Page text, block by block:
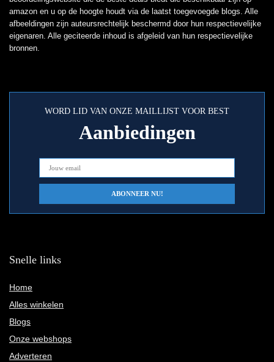
amazon en u op de hoogte houdt via de laatst toegevoegde blogs. Alle
afbeeldingen zijn auteursrechtelijk beschermd door hun respectievelijke
eigenaren. Alle geciteerde inhoud is afgeleid van hun respectievelijke
bronnen.
WORD LID VAN ONZE MAILLIJST VOOR BEST
Aanbiedingen
Snelle links
Home
Alles winkelen
Blogs
Onze webshops
Adverteren